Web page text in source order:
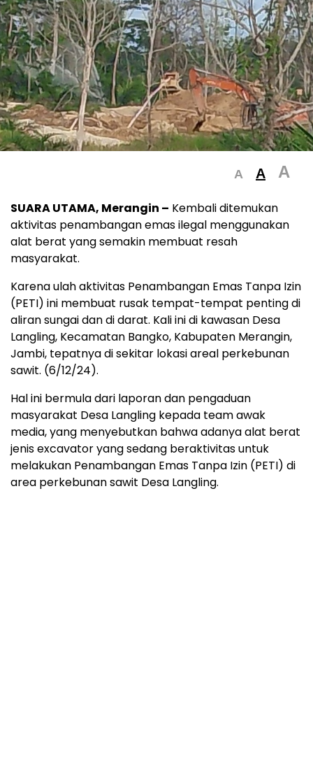
A A A
SUARA UTAMA, Merangin – Kembali ditemukan
aktivitas penambangan emas ilegal menggunakan
alat berat yang semakin membuat resah
masyarakat.
Karena ulah aktivitas Penambangan Emas Tanpa Izin
(PETI) ini membuat rusak tempat-tempat penting di
aliran sungai dan di darat. Kali ini di kawasan Desa
Langling, Kecamatan Bangko, Kabupaten Merangin,
Jambi, tepatnya di sekitar lokasi areal perkebunan
sawit. (6/12/24).
Hal ini bermula dari laporan dan pengaduan
masyarakat Desa Langling kepada team awak
media, yang menyebutkan bahwa adanya alat berat
jenis excavator yang sedang beraktivitas untuk
melakukan Penambangan Emas Tanpa Izin (PETI) di
area perkebunan sawit Desa Langling.